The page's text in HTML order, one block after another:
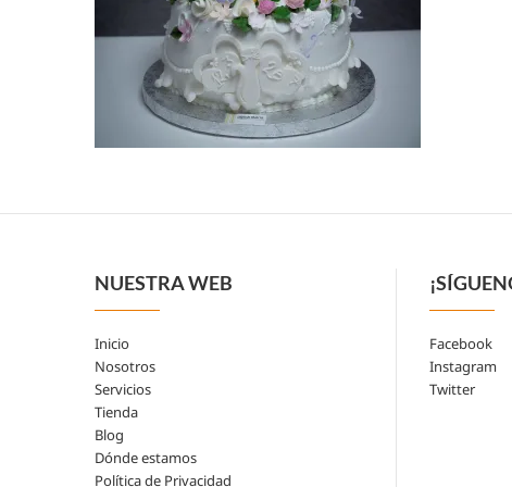
NUESTRA WEB
Inicio
Nosotros
Servicios
Tienda
Blog
Dónde estamos
Política de Privacidad
Facebook
Instagram
Twitter